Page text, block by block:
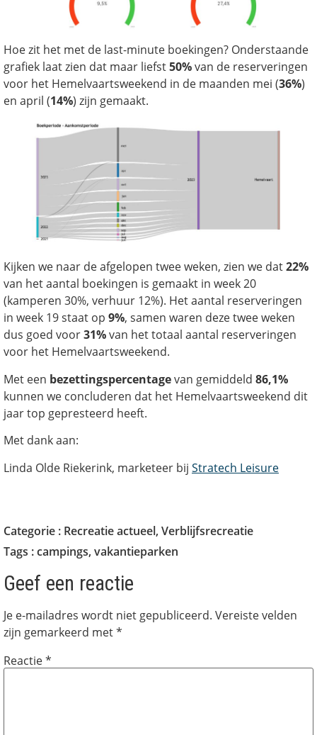
Hoe zit het met de last-minute boekingen? Onderstaande
grafiek laat zien dat maar liefst50%van de reserveringen
voor het Hemelvaartsweekend in de maanden mei (36%)
en april (14%) zijn gemaakt.
Kijken we naar de afgelopen twee weken, zien we dat22%
van het aantal boekingen is gemaakt in week 20
(kamperen 30%, verhuur 12%). Het aantal reserveringen
in week 19 staat op 9%, samen waren deze twee weken
dus goed voor31%van het totaal aantal reserveringen
voor het Hemelvaartsweekend.
Met een bezettingspercentagevan gemiddeld 86,1%
kunnen we concluderen dat het Hemelvaartsweekend dit
jaar top gepresteerd heeft.
Met dank aan:
Linda Olde Riekerink, marketeer bij Stratech Leisure
Categorie : Recreatie actueel, Verblijfsrecreatie
Tags :campings, vakantieparken
Geef een reactie
Je e-mailadres wordt niet gepubliceerd. Vereiste velden
zijn gemarkeerd met*
Reactie*